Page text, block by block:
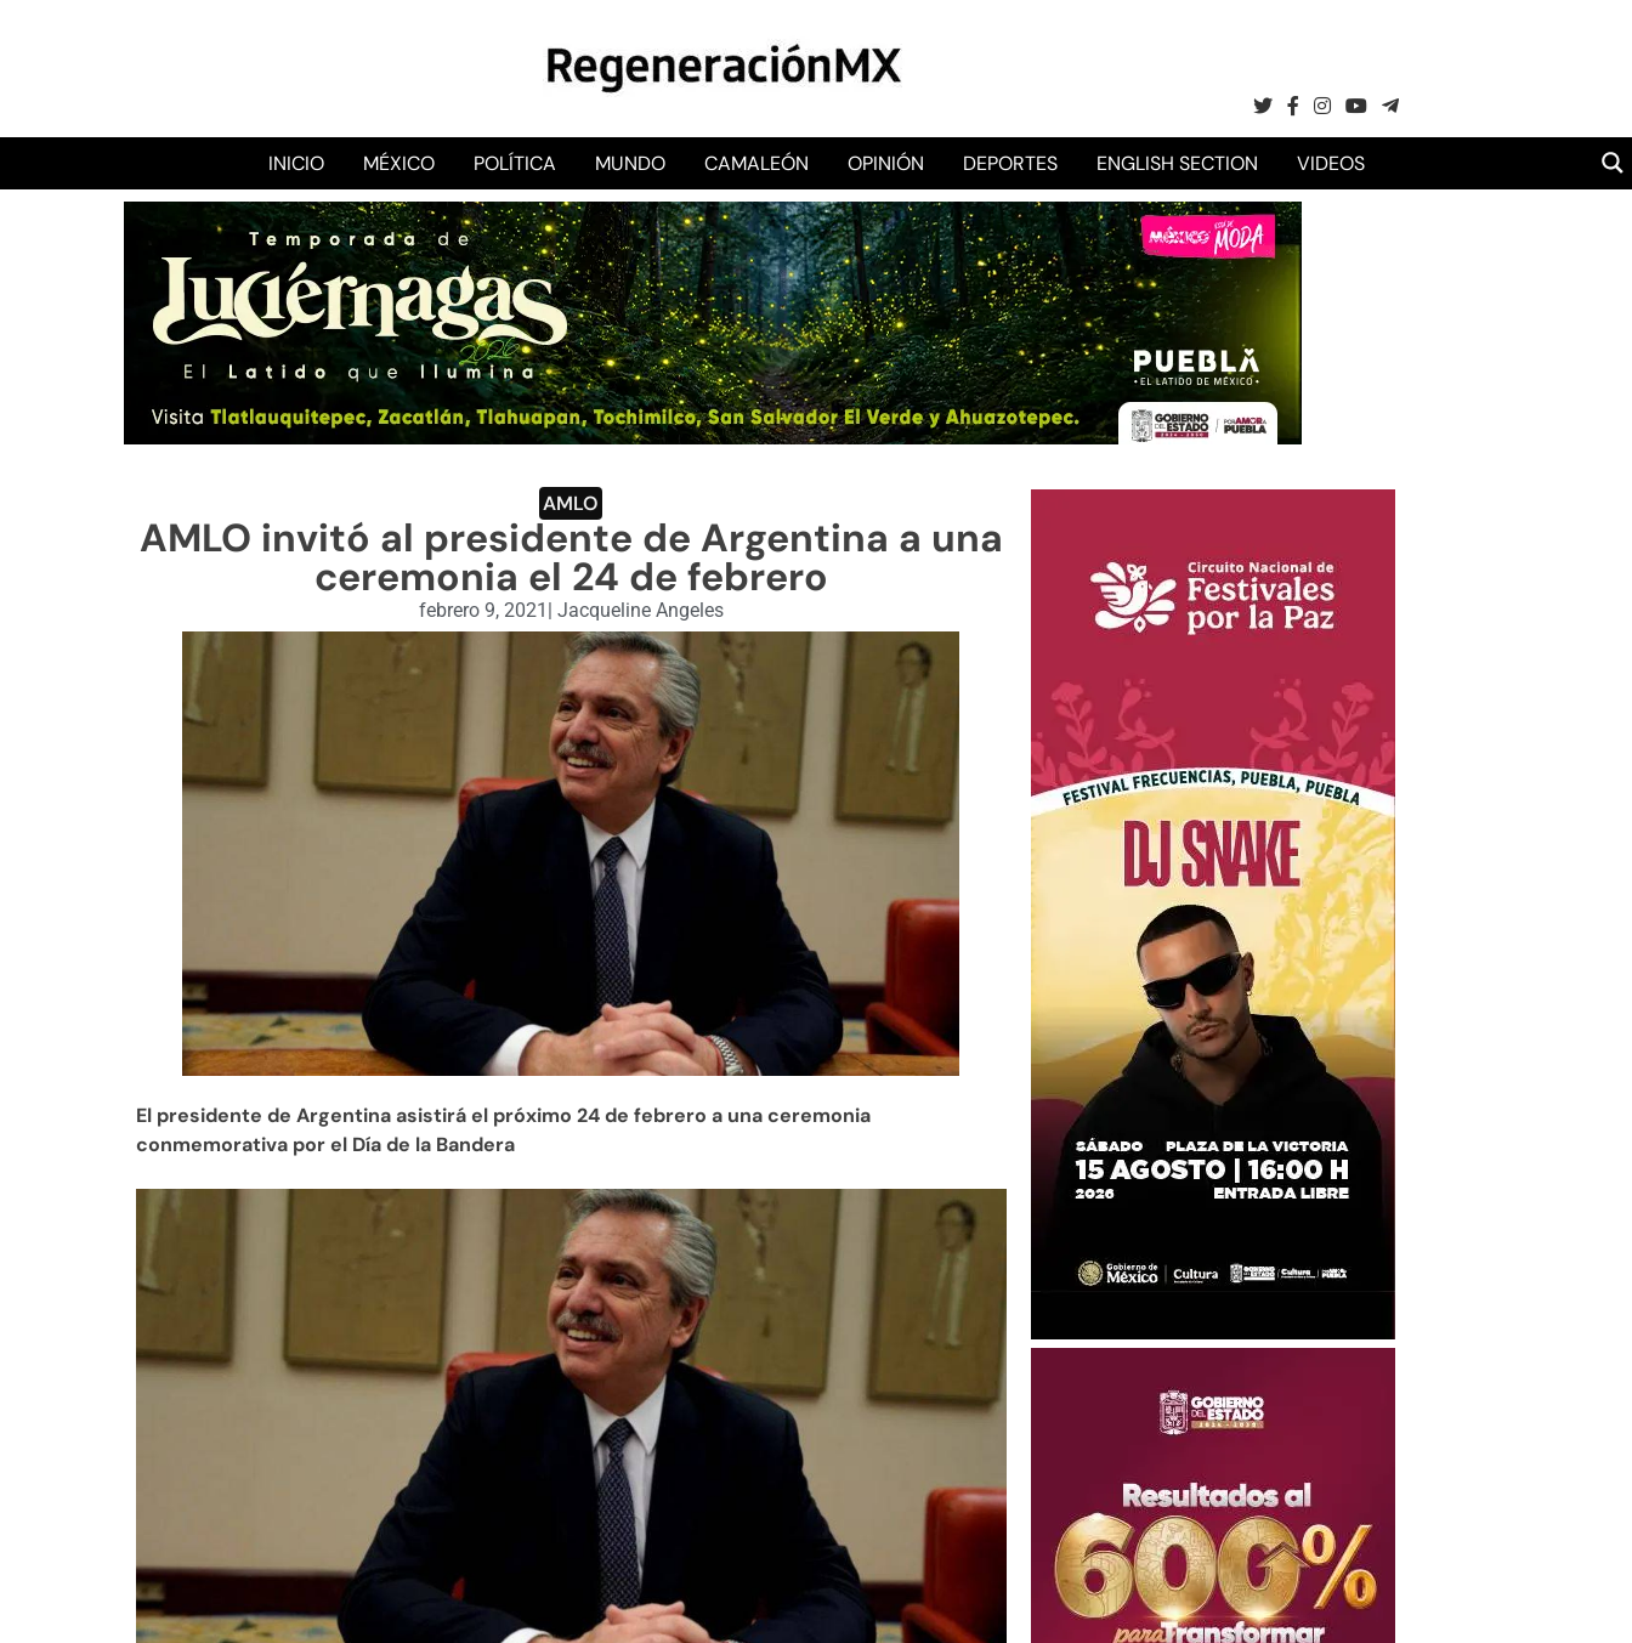
RegeneraciónMX
Sitio de noticias libre e independiente
INICIO MÉXICO POLÍTICA MUNDO CAMALEÓN OPINIÓN DEPORTES ENGLISH SECTION VIDEOS
AMLO
AMLO invitó al presidente de Argentina a una
ceremonia el 24 de febrero
febrero 9, 2021 Jacqueline Angeles
El presidente de Argentina asistirá el próximo 24 de febrero a una ceremonia
conmemorativa por el Día de la Bandera